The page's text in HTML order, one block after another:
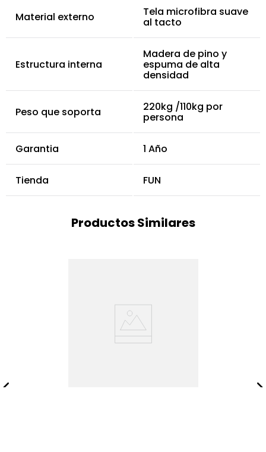
Material externo Tela microfibra suave
al tacto
Estructura interna
Madera de pino y
espuma de alta
densidad
Peso que soporta 220kg /110kg por
persona
Garantia 1 Año
Tienda FUN
Productos Similares